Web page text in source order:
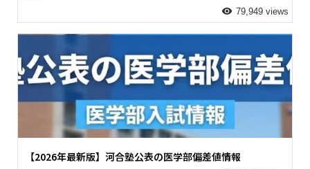
79,949 views
【2026年最新版】河合塾公表の医学部偏差値情報